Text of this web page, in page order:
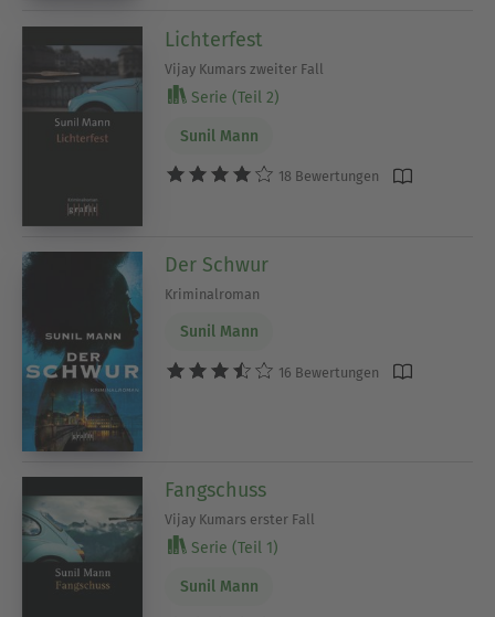
Lichterfest
Vijay Kumars zweiter Fall
Serie (Teil 2)
Sunil Mann
18 Bewertungen
Der Schwur
Kriminalroman
Sunil Mann
16 Bewertungen
Fangschuss
Vijay Kumars erster Fall
Serie (Teil 1)
Sunil Mann